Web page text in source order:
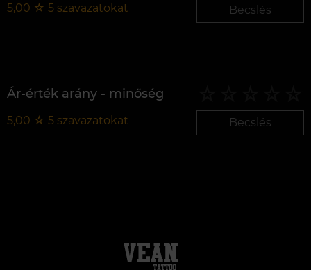
5,00 ☆ 5 szavazatokat Becslés
Ár-érték arány - minőség
5,00 ☆ 5 szavazatokat Becslés